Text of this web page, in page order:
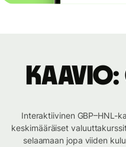
Kaavio:
Interaktiivinen GBP–HNL-
keskimääräiset
selaamaan jopa viiden